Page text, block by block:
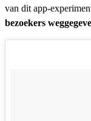
van dit app-
bezoekers